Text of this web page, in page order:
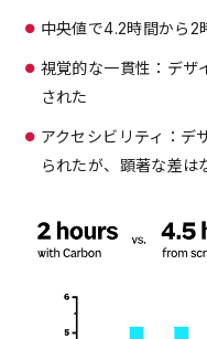
中央値で4.2時間から2
視覚的な一貫性：デザ
された
アクセシビリティ：デ
られたが、顕著な差は